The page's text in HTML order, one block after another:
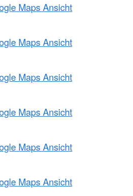
Maps Ansicht
Maps Ansicht
Maps Ansicht
Maps Ansicht
Maps Ansicht
Maps Ansicht